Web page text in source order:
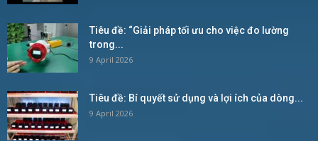
Tiêu đề: “Giải pháp tối ưu cho việc đo lường
trong...
9 April 2026
Tiêu đề: Bí quyết sử dụng và lợi ích của dòng...
9 April 2026